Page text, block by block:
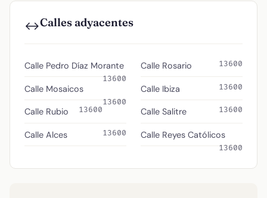
↔️Calles adyacentes
Calle Pedro Díaz Morante
13600
Calle Mosaicos
13600
Calle Rubio 13600
Calle Alces 13600
Calle Rosario 13600
Calle Ibiza 13600
Calle Salitre 13600
Calle Reyes Católicos
13600